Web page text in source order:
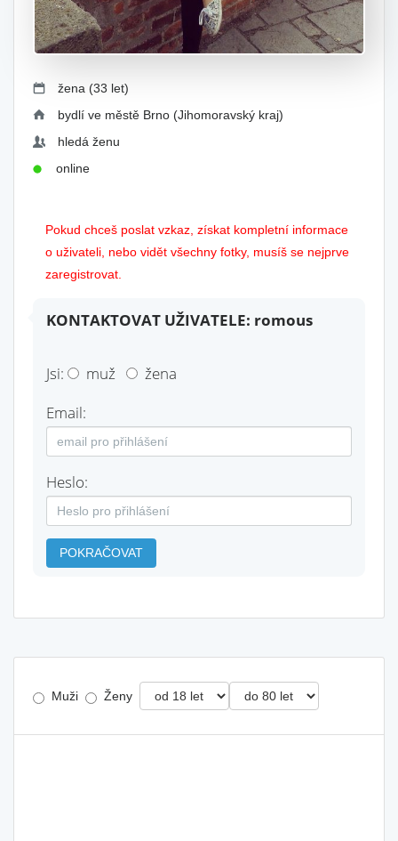
žena (33 let)
bydlí ve městě Brno (Jihomoravský kraj)
hledá ženu
online
Pokud chceš poslat vzkaz, získat kompletní informace
o uživateli, nebo vidět všechny fotky, musíš se nejprve
zaregistrovat.
KONTAKTOVAT UŽIVATELE: romous
Jsi: muž
žena
Email:
Heslo:
POKRAČOVAT
Muži Ženy